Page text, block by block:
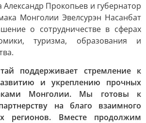
Александр Прокопьев и губернатор
Монголии Эвелсурэн Насанбат
о сотрудничестве в сферах
туризма, образования и
поддерживает стремление к
и укреплению прочных
Монголии. Мы готовы к
на благо взаимного
регионов. Вместе продолжим